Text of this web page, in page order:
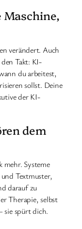
verändert. Auch
Takt: KI-
du arbeitest,
sollst. Deine
der KI-
dem
mehr. Systeme
Textmuster,
darauf zu
Therapie, selbst
sie spürt dich.